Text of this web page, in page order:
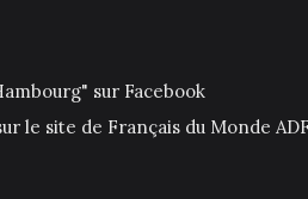
sur Facebook
le site de Français du Monde